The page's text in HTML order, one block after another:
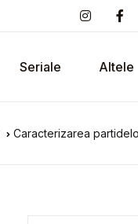
Seriale Altele
Caracterizarea